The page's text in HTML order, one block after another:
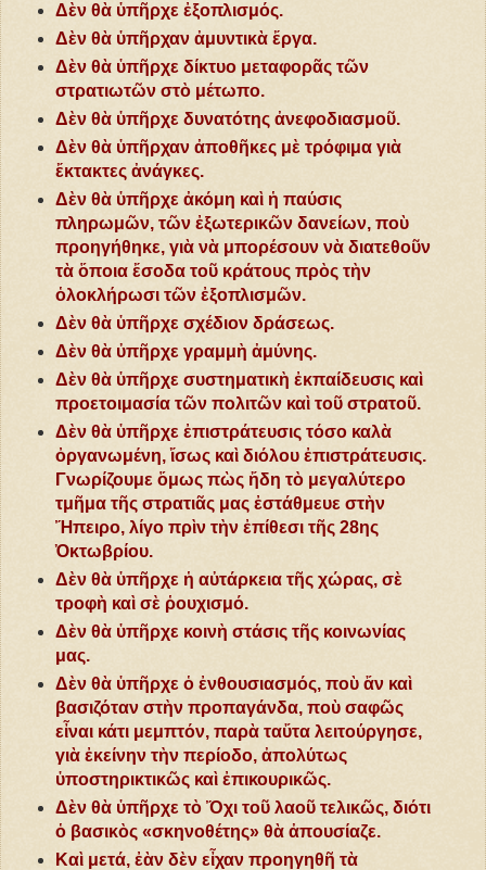
Δὲν θὰ ὑπῆρχε ἐξοπλισμός.
Δὲν θὰ ὑπῆρχαν ἀμυντικὰ ἔργα.
Δὲν θὰ ὑπῆρχε δίκτυο μεταφορᾶς τῶν
στρατιωτῶν στὸ μέτωπο.
Δὲν θὰ ὑπῆρχε δυνατότης ἀνεφοδιασμοῦ.
Δὲν θὰ ὑπῆρχαν ἀποθῆκες μὲ τρόφιμα γιὰ
ἔκτακτες ἀνάγκες.
Δὲν θὰ ὑπῆρχε ἀκόμη καὶ ἡ παύσις
πληρωμῶν, τῶν ἐξωτερικῶν δανείων, ποὺ
προηγήθηκε, γιὰ νὰ μπορέσουν νὰ διατεθοῦν
τὰ ὅποια ἔσοδα τοῦ κράτους πρὸς τὴν
ὁλοκλήρωσι τῶν ἐξοπλισμῶν.
Δὲν θὰ ὑπῆρχε σχέδιον δράσεως.
Δὲν θὰ ὐπῆρχε γραμμὴ ἀμύνης.
Δὲν θὰ ὑπῆρχε συστηματικὴ ἐκπαίδευσις καὶ
προετοιμασία τῶν πολιτῶν καὶ τοῦ στρατοῦ.
Δὲν θὰ ὑπῆρχε ἐπιστράτευσις τόσο καλὰ
ὀργανωμένη, ἴσως καὶ διόλου ἐπιστράτευσις.
Γνωρίζουμε ὅμως πὼς ἤδη τὸ μεγαλύτερο
τμῆμα τῆς στρατιᾶς μας ἐστάθμευε στὴν
Ἤπειρο, λίγο πρὶν τὴν ἐπίθεσι τῆς 28ης
Ὀκτωβρίου.
Δὲν θὰ ὑπῆρχε ἡ αὐτάρκεια τῆς χώρας, σὲ
τροφὴ καὶ σὲ ῥουχισμό.
Δὲν θὰ ὑπῆρχε κοινὴ στάσις τῆς κοινωνίας
μας.
Δὲν θὰ ὑπῆρχε ὁ ἐνθουσιασμός, ποὺ ἄν καὶ
βασιζόταν στὴν προπαγάνδα, ποὺ σαφῶς
εἶναι κάτι μεμπτόν, παρὰ ταὔτα λειτούργησε,
γιὰ ἐκείνην τὴν περίοδο, ἀπολύτως
ὑποστηρικτικῶς καὶ ἐπικουρικῶς.
Δὲν θὰ ὑπῆρχε τὸ Ὄχι τοῦ λαοῦ τελικῶς, διότι
ὁ βασικὸς «σκηνοθέτης» θὰ ἀπουσίαζε.
Καὶ μετά, ἐὰν δὲν εἶχαν προηγηθῆ τὰ